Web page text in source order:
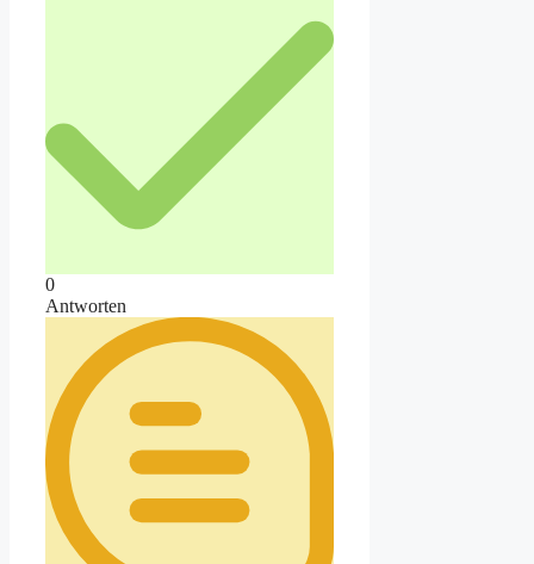
0
Antworten